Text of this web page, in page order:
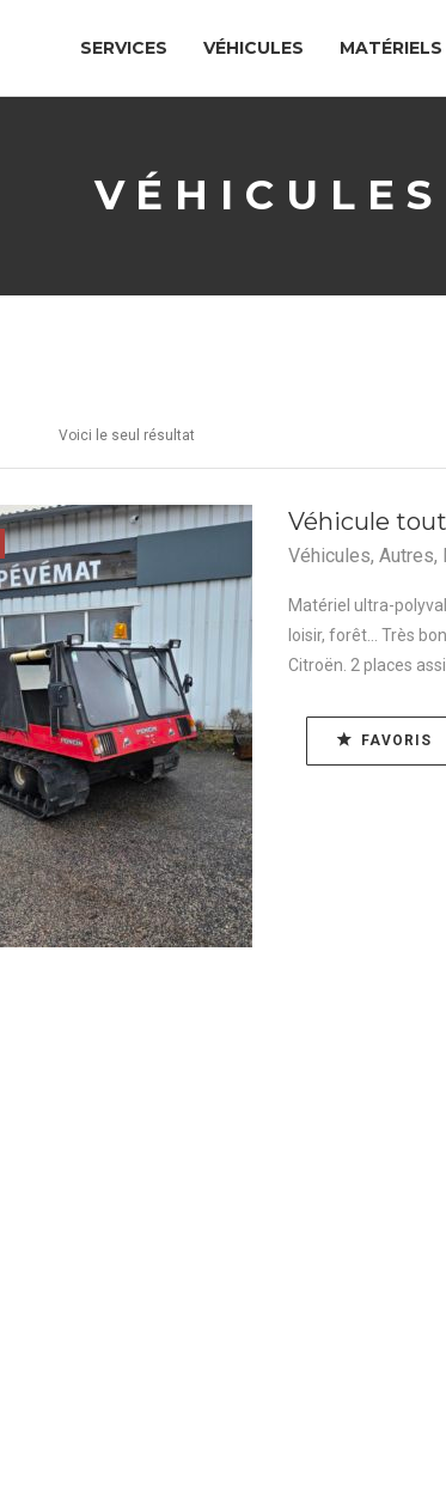
SERVICES VÉHICULES MATÉRIELS
VÉHICULES
Voici le seul résultat
Véhicule
Véhicules, Autres,
Matériel ultra-
loisir, forêt... Très
Citroën. 2 places
FAVORIS